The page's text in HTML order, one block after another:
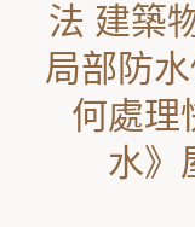
法 建築
局部防
何處理
水》